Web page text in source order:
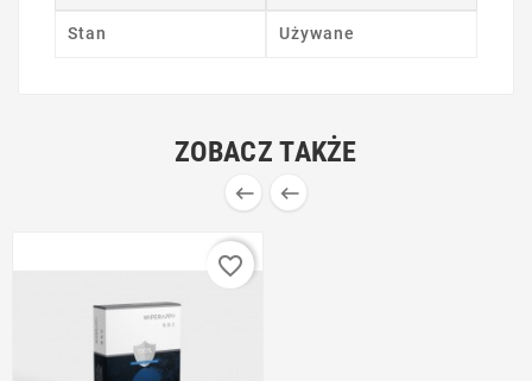
Stan Używane
ZOBACZ TAKŻE
 
favorite_border